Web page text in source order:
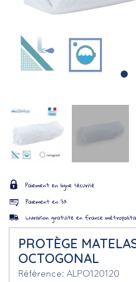
PROTÈGE
OCTOGONAL
Référence ALPO120120